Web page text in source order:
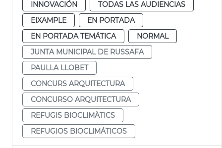
INNOVACIÓN
TODAS LAS AUDIENCIAS
EIXAMPLE
EN PORTADA
EN PORTADA TEMÁTICA
NORMAL
JUNTA MUNICIPAL DE RUSSAFA
PAULLA LLOBET
CONCURS ARQUITECTURA
CONCURSO ARQUITECTURA
REFUGIS BIOCLIMÀTICS
REFUGIOS BIOCLIMÁTICOS